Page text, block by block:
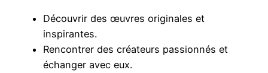
Découvrir des œuvres originales et
inspirantes.
Rencontrer des créateurs passionnés et
échanger avec eux.